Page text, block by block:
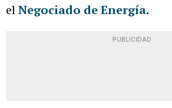
elNegociado de Energía.
PUBLICIDAD